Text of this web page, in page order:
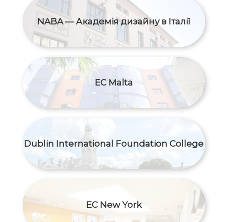
NABA — Академія дизайну в Італії
EC Malta
Dublin International Foundation College
EC New York